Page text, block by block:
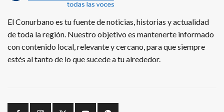
El Conurbano es tu fuente de noticias, historias y actualidad
de toda la región. Nuestro objetivo es mantenerte informado
con contenido local, relevante y cercano, para que siempre
estés al tanto de lo que sucede a tu alrededor.